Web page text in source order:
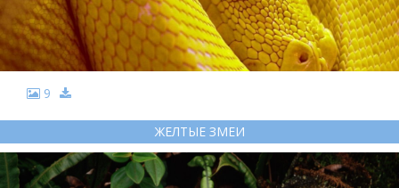
9
ЖЕЛТЫЕ ЗМЕИ